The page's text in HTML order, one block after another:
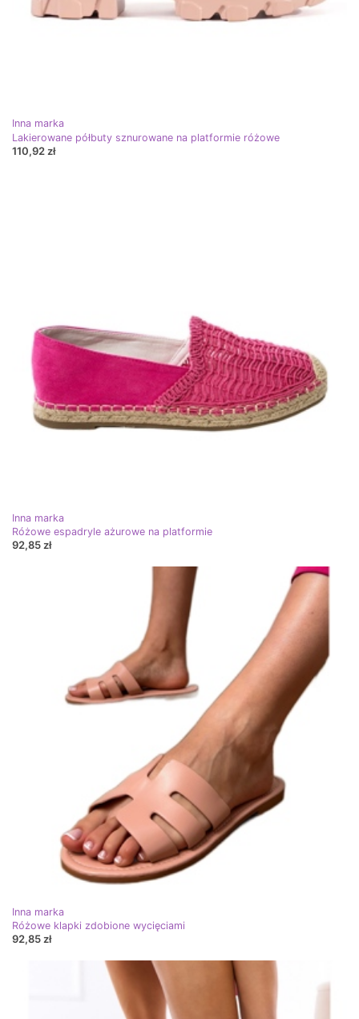
Inna marka
Lakierowane półbuty sznurowane na platformie różowe
110,92 zł
Inna marka
Różowe espadryle ażurowe na platformie
92,85 zł
Inna marka
Różowe klapki zdobione wycięciami
92,85 zł